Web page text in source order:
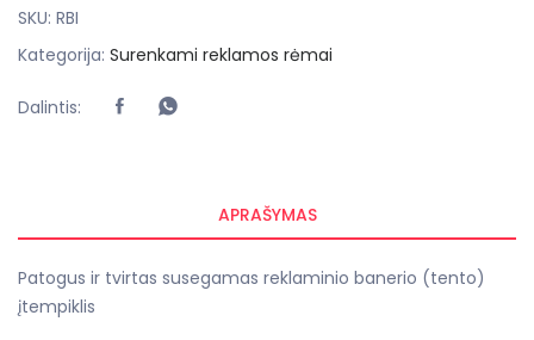
SKU: RBI
Kategorija: Surenkami reklamos rėmai
Dalintis:
APRAŠYMAS
Patogus ir tvirtas susegamas reklaminio banerio (tento)
įtempiklis